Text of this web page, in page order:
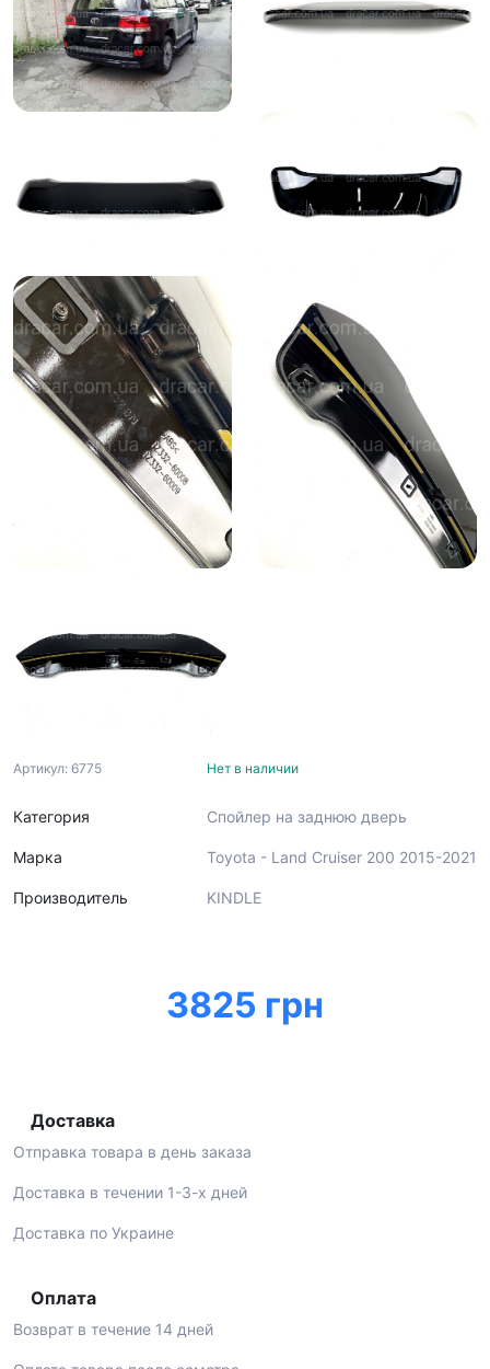
Артикул: 6775
Категория
Марка
Производитель
Нет в наличии
Спойлер на заднюю дверь
Toyota - Land Cruiser 200 2015-2021
KINDLE
3825 грн
Доставка
Отправка товара в день заказа
Доставка в течении 1-3-х дней
Доставка по Украине
Оплата
Возврат в течение 14 дней